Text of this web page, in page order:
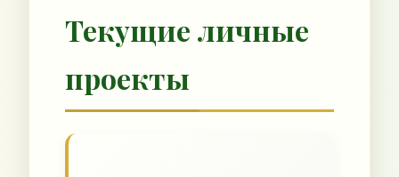
Текущие личные
проекты